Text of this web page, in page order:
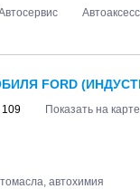
FORD
109
Показать на карте
автохимия